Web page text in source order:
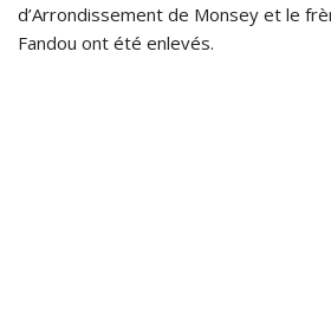
d’Arrondissement de Monsey et le
Fandou ont été enlevés.